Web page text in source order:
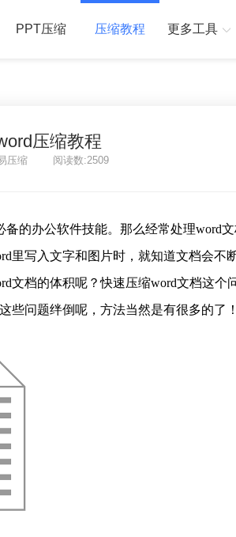
PPT压缩 压缩教程 更多工具
压缩教程
易压缩 阅读数:2509
的办公软件技能。那么经常处理word
里写入文字和图片时，就知道文档会不
文档的体积呢？快速压缩word文档这个
些问题绊倒呢，方法当然是有很多的了